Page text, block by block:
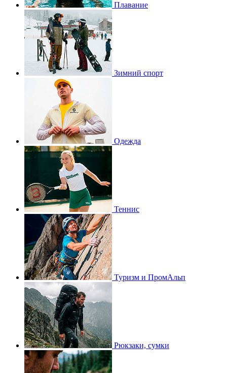
Плавание
Зимний спорт
Одежда
Теннис
Туризм и ПромАльп
Рюкзаки, сумки